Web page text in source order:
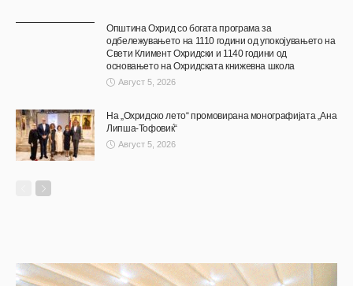
Општина Охрид со богата програма за
одбележувањето на 1110 години од упокојувањето на
Свети Климент Охридски и 1140 години од
основањето на Охридската книжевна школа
Август 5, 2026
На „Охридско лето“ промовирана монографијата „Ана
Липша-Тофовиќ“
Август 5, 2026